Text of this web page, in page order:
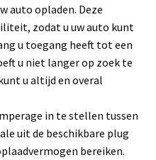
auto opladen. Deze
zodat u uw auto kunt
u toegang heeft tot een
u niet langer op zoek te
u altijd en overal
in te stellen tussen
uit de beschikbare plug
bereiken.